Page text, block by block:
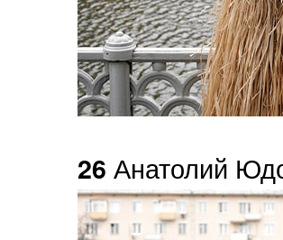
26 Анатолий